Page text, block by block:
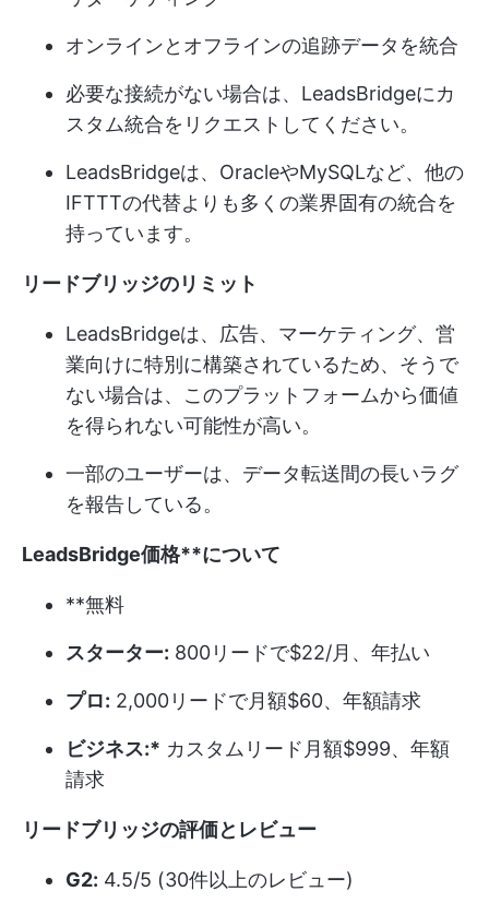
オンラインとオフラインの追跡データを統合
必要な接続がない場合は、LeadsBridgeにカ
スタム統合をリクエストしてください。
LeadsBridgeは、OracleやMySQLなど、他の
IFTTTの代替よりも多くの業界固有の統合を
持っています。
リードブリッジのリミット
LeadsBridgeは、広告、マーケティング、営
業向けに特別に構築されているため、そうで
ない場合は、このプラットフォームから価値
を得られない可能性が高い。
一部のユーザーは、データ転送間の長いラグ
を報告している。
LeadsBridge価格**について
**無料
スターター: 800リードで$22/月、年払い
プロ: 2,000リードで月額$60、年額請求
ビジネス:* カスタムリード月額$999、年額
請求
リードブリッジの評価とレビュー
G2: 4.5/5 (30件以上のレビュー)